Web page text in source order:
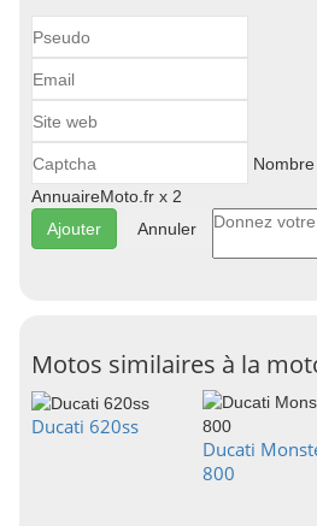
AnnuaireMoto.fr x 2
Annuler
Motos similaires à la
Ducati 620ss
Ducati
800